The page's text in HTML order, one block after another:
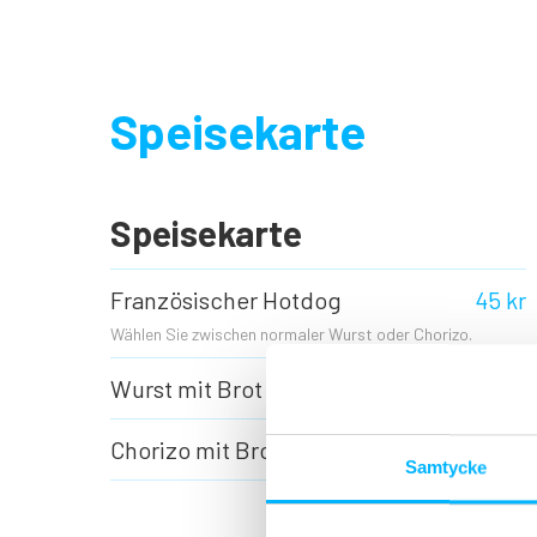
Samtycke
Speisekarte
Speisekarte
Französischer Hotdog 45 kr
Wählen Sie zwischen normaler Wurst oder Chorizo.
Wurst mit Brot
Chorizo mit Brot